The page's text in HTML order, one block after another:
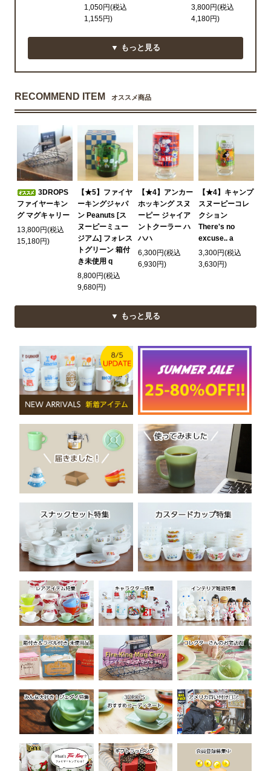
1,050円(税込
1,155円)
3,800円(税込
4,180円)
▼ もっと見る
RECOMMEND ITEM オススメ商品
3DROPS
ファイヤーキン
グ マグキャリー
13,800円(税込
15,180円)
【★5】ファイヤ
ーキングジャパ
ン Peanuts [ス
ヌーピーミュー
ジアム] フォレス
トグリーン 箱付
き未使用 q
8,800円(税込
9,680円)
【★4】アンカー
ホッキング スヌ
ーピー ジャイア
ントクーラー ハ
ハハ
6,300円(税込
6,930円)
【★4】キャンプ
スヌーピーコレ
クション
There's no
excuse.. a
3,300円(税込
3,630円)
▼ もっと見る